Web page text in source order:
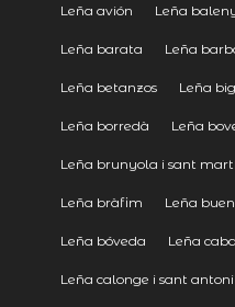
Leña avión Leña
Leña barata Leña
Leña betanzos Leña
Leña borredà Leña
Leña brunyola i sant
Leña bràfim Leña
Leña bóveda Leña
Leña calonge i sant antoni